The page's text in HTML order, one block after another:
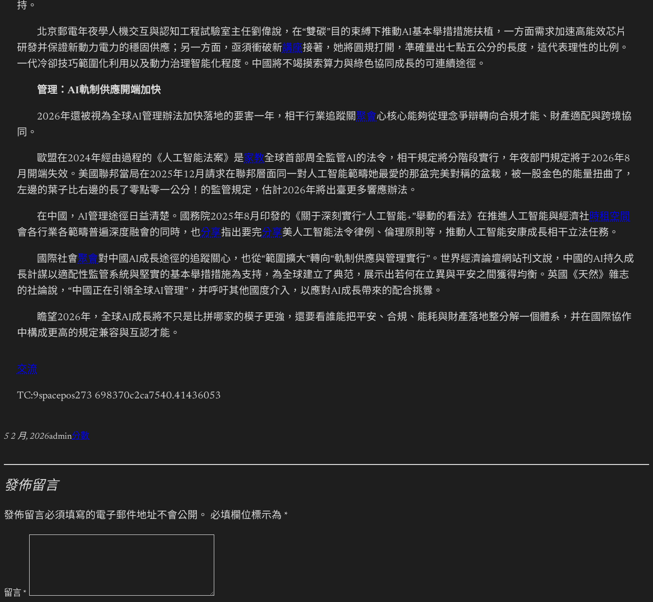
持。
北京郵電年夜學人機交互與認知工程試驗室主任劉偉說，在“雙碳”目的束縛下推動AI基本舉措措施扶植，一方面需求加速高能效芯片
研發并保證新動力電力的穩固供應；另一方面，亟須衝破新講座接著，她將圓規打開，準確量出七點五公分的長度，這代表理性的比例。
一代冷卻技巧範圍化利用以及動力治理智能化程度。中國將不竭摸索算力與綠色協同成長的可連續途徑。
管理：AI軌制供應開端加快
2026年還被視為全球AI管理辦法加快落地的要害一年，相干行業追蹤關聚會心核心能夠從理念爭辯轉向合規才能、財產適配與跨境協
同。
歐盟在2024年經由過程的《人工智能法案》是家教全球首部周全監管AI的法令，相干規定將分階段實行，年夜部門規定將于2026年8
月開端失效。美國聯邦當局在2025年12月請求在聯邦層面同一對人工智能範疇她最愛的那盆完美對稱的盆栽，被一股金色的能量扭曲了，
左邊的葉子比右邊的長了零點零一公分！的監管規定，估計2026年將出臺更多響應辦法。
在中國，AI管理途徑日益清楚。國務院2025年8月印發的《關于深刻實行“人工智能+”舉動的看法》在推進人工智能與經濟社時租空間
會各行業各範疇普遍深度融會的同時，也分享指出要完分享美人工智能法令律例、倫理原則等，推動人工智能安康成長相干立法任務。
國際社會聚會對中國AI成長途徑的追蹤關心，也從“範圍擴大”轉向“軌制供應與管理實行”。世界經濟論壇網站刊文說，中國的AI持久成
長計謀以適配性監管系統與堅實的基本舉措措施為支持，為全球建立了典范，展示出若何在立異與平安之間獲得均衡。英國《天然》雜志
的社論說，“中國正在引領全球AI管理”，并呼吁其他國度介入，以應對AI成長帶來的配合挑釁。
瞻望2026年，全球AI成長將不只是比拼哪家的模子更強，還要看誰能把平安、合規、能耗與財產落地整分解一個體系，并在國際協作
中構成更高的規定兼容與互認才能。
交流
TC:9spacepos273 698370c2ca7540.41436053
5 2 月, 2026admin分數
發佈留言
發佈留言必須填寫的電子郵件地址不會公開。 必填欄位標示為 *
留言 *